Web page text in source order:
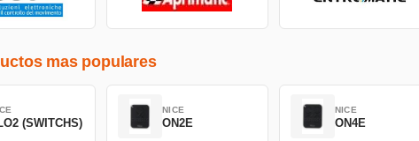
mas populares
(SWITCHS)
NICE
ON2E
NICE
ON4E